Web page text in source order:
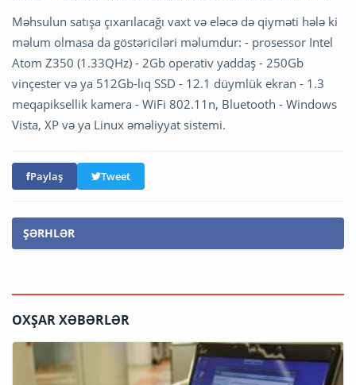
Məhsulun satışa çıxarılacağı vaxt və eləcə də qiyməti hələ ki
məlum olmasa da göstəriciləri məlumdur: - prosessor Intel
Atom Z350 (1.33QHz) - 2Gb operativ yaddaş - 250Gb
vinçester və ya 512Gb-lıq SSD - 12.1 düymlük ekran - 1.3
meqapiksellik kamera - WiFi 802.11n, Bluetooth - Windows
Vista, ХР və ya Linux əməliyyat sistemi.
Paylaş Tweet
ŞƏRHLƏR
OXŞAR XƏBƏRLƏR